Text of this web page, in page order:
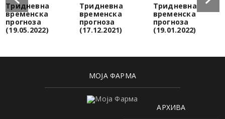
Тридневна
временска
прогноза
(19.05.2022)
Тридневна
временска
прогноза
(17.12.2021)
Тридневна
временска
прогноза
(19.01.2022)
МОЈА ФАРМА
АРХИВА